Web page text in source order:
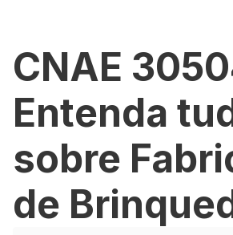
CNAE
Entenda
sobre
de